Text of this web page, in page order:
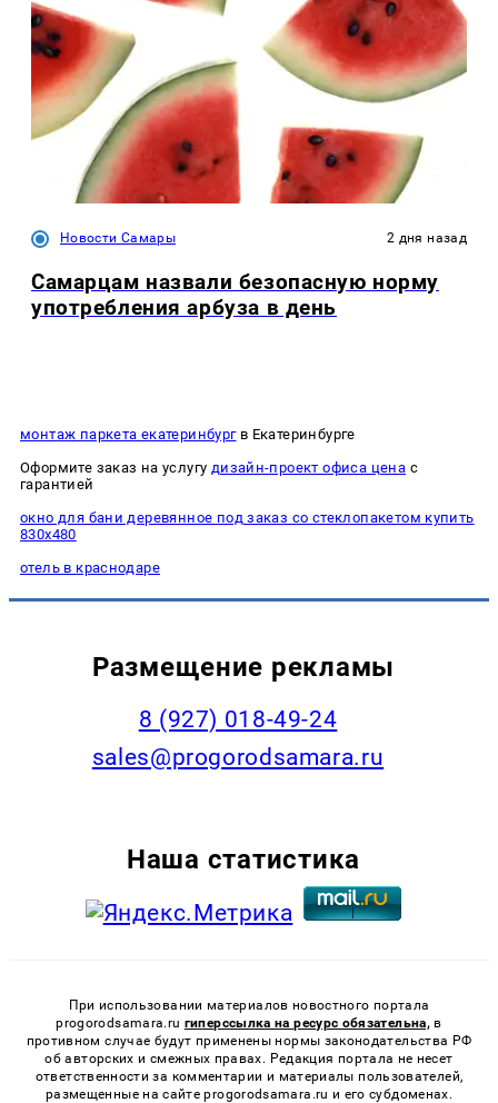
Новости Самары 2 дня назад
Самарцам назвали безопасную норму
употребления арбуза в день
монтаж паркета екатеринбургв Екатеринбурге
Оформите заказ на услугу дизайн-проект офиса цена с
гарантией
окно для бани деревянное под заказ со стеклопакетом купить
830х480
отель в краснодаре
Размещение рекламы
8 (927) 018-49-24
sales@progorodsamara.ru
Наша статистика
При использовании материалов новостного портала
progorodsamara.ru гиперссылка на ресурс обязательна, в
противном случае будут применены нормы законодательства РФ
об авторских и смежных правах. Редакция портала не несет
ответственности за комментарии и материалы пользователей,
размещенные на сайте progorodsamara.ru и его субдоменах.